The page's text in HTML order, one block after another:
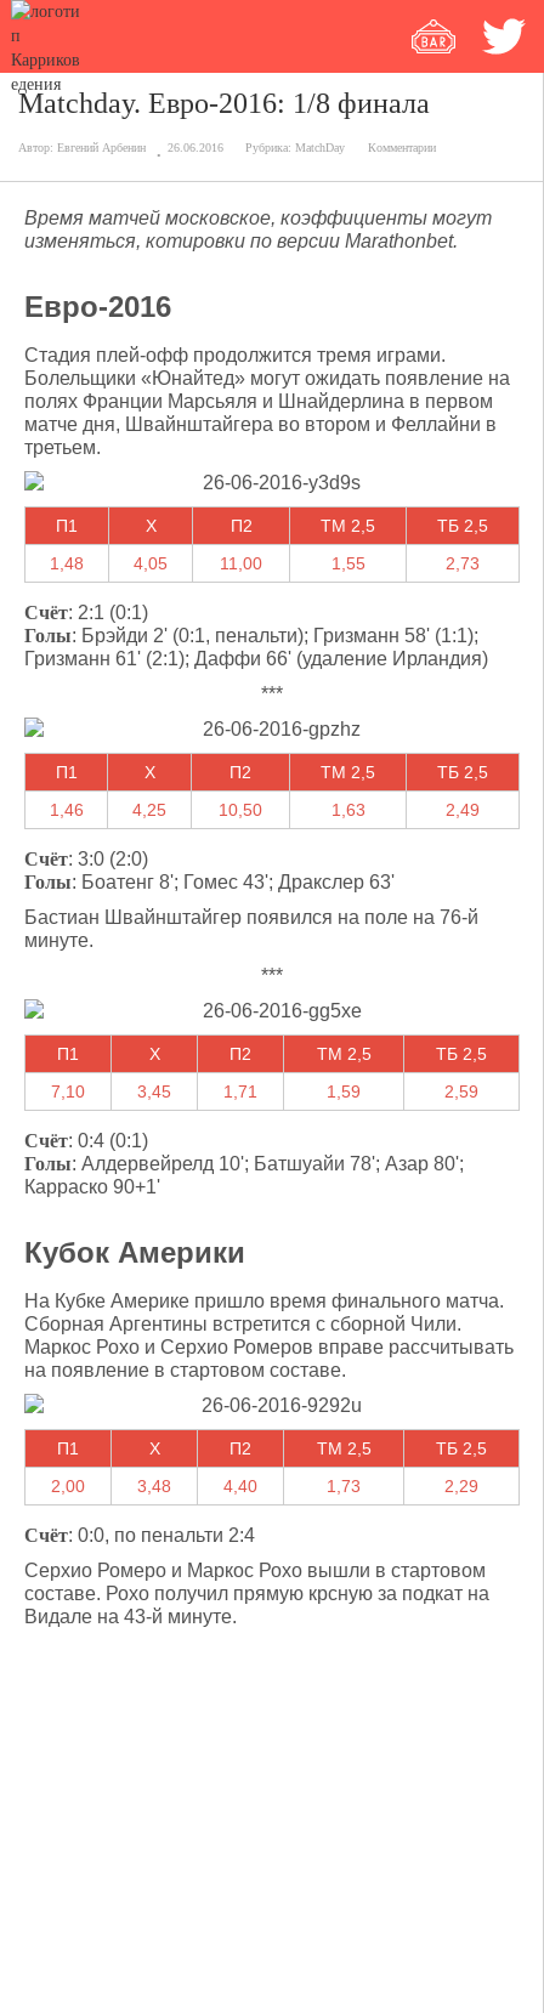
Matchday. Евро-2016: 1/8 финала
Автор: Евгений Арбенин 26.06.2016 Рубрика: MatchDay Комментарии
Время матчей московское, коэффициенты могут
изменяться, котировки по версии Marathonbet.
Евро-2016
Стадия плей-офф продолжится тремя играми.
Болельщики «Юнайтед» могут ожидать появление на
полях Франции Марсьяля и Шнайдерлина в первом
матче дня, Швайнштайгера во втором и Феллайни в
третьем.
П1 X П2 ТМ 2,5
ТБ 2,5
1,48
4,05 11,00 1,55 2,73
Счёт: 2:1 (0:1)
Голы: Брэйди 2' (0:1, пенальти); Гризманн 58' (1:1);
Гризманн 61' (2:1); Даффи 66' (удаление Ирландия)
***
П1 X П2 ТМ 2,5
ТБ 2,5
1,46
4,25 10,50 1,63 2,49
Счёт: 3:0 (2:0)
Голы: Боатенг 8'; Гомес 43'; Дракслер 63'
Бастиан Швайнштайгер появился на поле на 76-й
минуте.
***
П1 X П2 ТМ 2,5
ТБ 2,5
7,10
3,45 1,71 1,59 2,59
Счёт: 0:4 (0:1)
Голы: Алдервейрелд 10'; Батшуайи 78'; Азар 80';
Карраско 90+1'
Кубок Америки
На Кубке Америке пришло время финального матча.
Сборная Аргентины встретится с сборной Чили.
Маркос Рохо и Серхио Ромеров вправе рассчитывать
на появление в стартовом составе.
П1 X П2 ТМ 2,5
ТБ 2,5
2,00
3,48 4,40 1,73 2,29
Счёт: 0:0, по пенальти 2:4
Серхио Ромеро и Маркос Рохо вышли в стартовом
составе. Рохо получил прямую крсную за подкат на
Видале на 43-й минуте.